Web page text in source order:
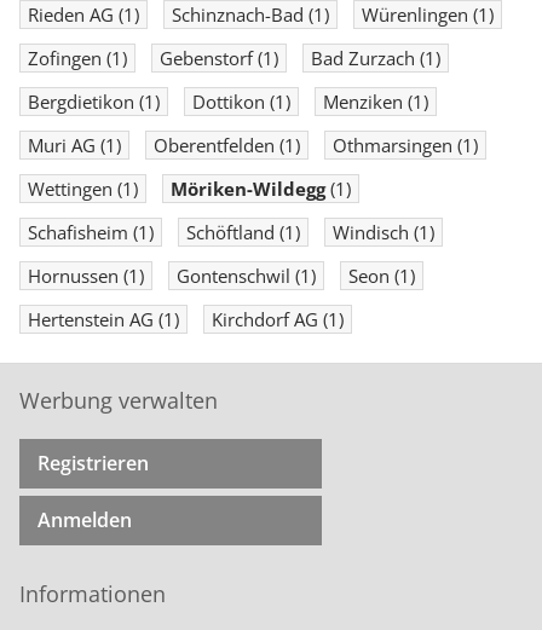
Rieden AG (1) Schinznach-Bad (1) Würenlingen (1)
Zofingen (1) Gebenstorf(1) Bad Zurzach (1)
Bergdietikon (1) Dottikon (1) Menziken (1)
Muri AG (1) Oberentfelden (1) Othmarsingen (1)
Wettingen (1) Möriken-Wildegg(1)
Schafisheim (1) Schöftland (1) Windisch (1)
Hornussen (1) Gontenschwil (1) Seon (1)
Hertenstein AG (1) Kirchdorf AG (1)
Werbung verwalten
Registrieren
Anmelden
Informationen